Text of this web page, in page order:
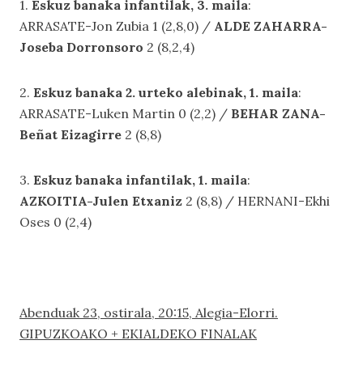
1. Eskuz banaka infantilak, 3. maila:
ARRASATE-Jon Zubia 1 (2,8,0) / ALDE ZAHARRA-
Joseba Dorronsoro 2 (8,2,4)
2. Eskuz banaka 2. urteko alebinak, 1. maila:
ARRASATE-Luken Martin 0 (2,2) / BEHAR ZANA-
Beñat Eizagirre 2 (8,8)
3. Eskuz banaka infantilak, 1. maila:
AZKOITIA-Julen Etxaniz 2 (8,8) / HERNANI-Ekhi
Oses 0 (2,4)
Abenduak 23, ostirala, 20:15, Alegia-Elorri.
GIPUZKOAKO + EKIALDEKO FINALAK